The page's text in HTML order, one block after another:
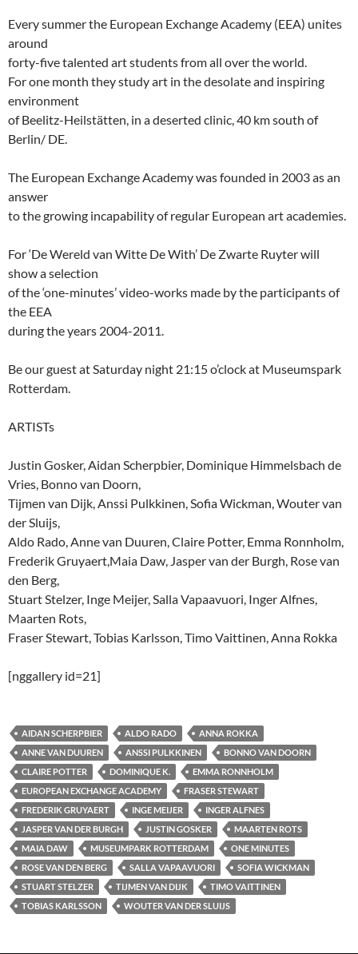
Every summer the European Exchange Academy (EEA) unites
around
forty-five talented art students from all over the world.
For one month they study art in the desolate and inspiring
environment
of Beelitz-Heilstätten, in a deserted clinic, 40 km south of
Berlin/ DE.
The European Exchange Academy was founded in 2003 as an
answer
to the growing incapability of regular European art academies.
For ‘De Wereld van Witte De With’ De Zwarte Ruyter will
show a selection
of the ‘one-minutes’ video-works made by the participants of
the EEA
during the years 2004-2011.
Be our guest at Saturday night 21:15 o’clock at Museumspark
Rotterdam.
ARTISTs
Justin Gosker, Aidan Scherpbier, Dominique Himmelsbach de
Vries, Bonno van Doorn,
Tijmen van Dijk, Anssi Pulkkinen, Sofia Wickman, Wouter van
der Sluijs,
Aldo Rado, Anne van Duuren, Claire Potter, Emma Ronnholm,
Frederik Gruyaert,Maia Daw, Jasper van der Burgh, Rose van
den Berg,
Stuart Stelzer, Inge Meijer, Salla Vapaavuori, Inger Alfnes,
Maarten Rots,
Fraser Stewart, Tobias Karlsson, Timo Vaittinen, Anna Rokka
[nggallery id=21]
AIDAN SCHERPBIER ALDO RADO
ANNA ROKKA
ANNE VAN DUUREN
ANSSI PULKKINEN
BONNO VAN DOORN
CLAIRE POTTER
DOMINIQUE K.
EMMA RONNHOLM
EUROPEAN EXCHANGE ACADEMY
FRASER STEWART
FREDERIK GRUYAERT
INGE MEIJER
INGER ALFNES
JASPER VAN DER BURGH
JUSTIN GOSKER
MAARTEN ROTS
MAIA DAW
MUSEUMPARK ROTTERDAM
ONE MINUTES
ROSE VAN DEN BERG
SALLA VAPAAVUORI
SOFIA WICKMAN
STUART STELZER
TIJMEN VAN DIJK
TIMO VAITTINEN
TOBIAS KARLSSON
WOUTER VAN DER SLUIJS